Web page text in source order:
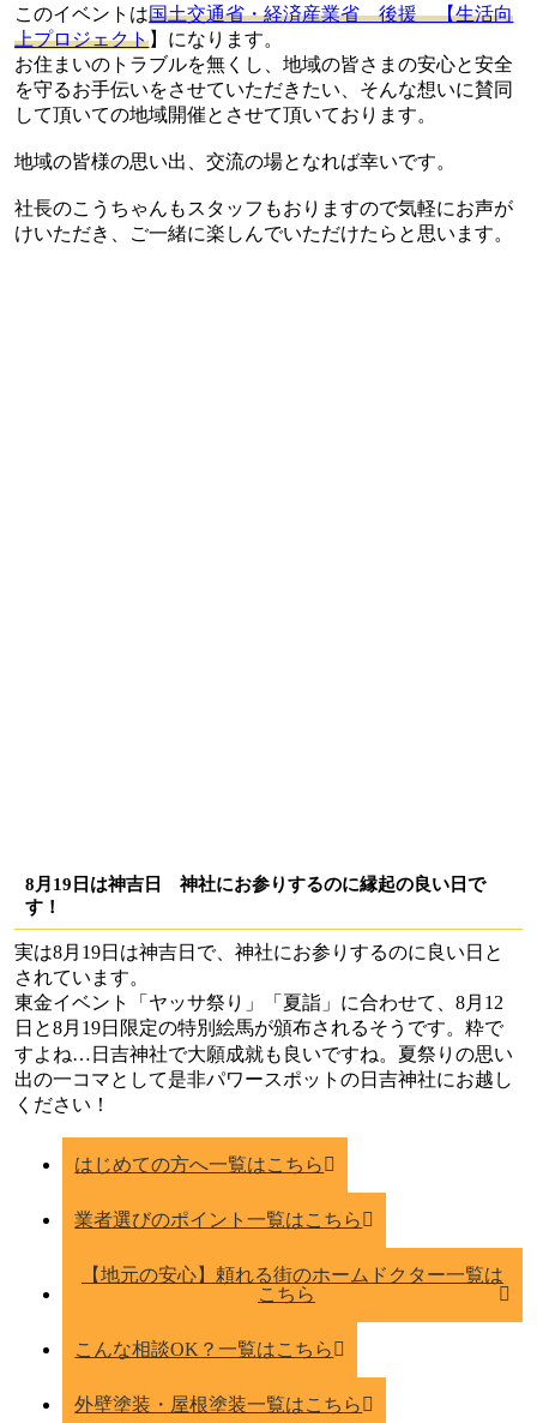
このイベントは国土交通省・経済産業省 後援 【生活向
上プロジェクト】になります。
お住まいのトラブルを無くし、地域の皆さまの安心と安全
を守るお手伝いをさせていただきたい、そんな想いに賛同
して頂いての地域開催とさせて頂いております。
地域の皆様の思い出、交流の場となれば幸いです。
社長のこうちゃんもスタッフもおりますので気軽にお声が
けいただき、ご一緒に楽しんでいただけたらと思います。
8月19日は神吉日 神社にお参りするのに縁起の良い日で
す！
実は8月19日は神吉日で、神社にお参りするのに良い日と
されています。
東金イベント「ヤッサ祭り」「夏詣」に合わせて、8月12
日と8月19日限定の特別絵馬が頒布されるそうです。粋で
すよね…日吉神社で大願成就も良いですね。
夏祭りの思い
出の一コマとして是非パワースポットの日吉神社にお越し
ください！
はじめての方へ一覧はこちら
業者選びのポイント一覧はこちら
【地元の安心】頼れる街のホームドクター一覧は
こちら
こんな相談OK？一覧はこちら
外壁塗装・屋根塗装一覧はこちら